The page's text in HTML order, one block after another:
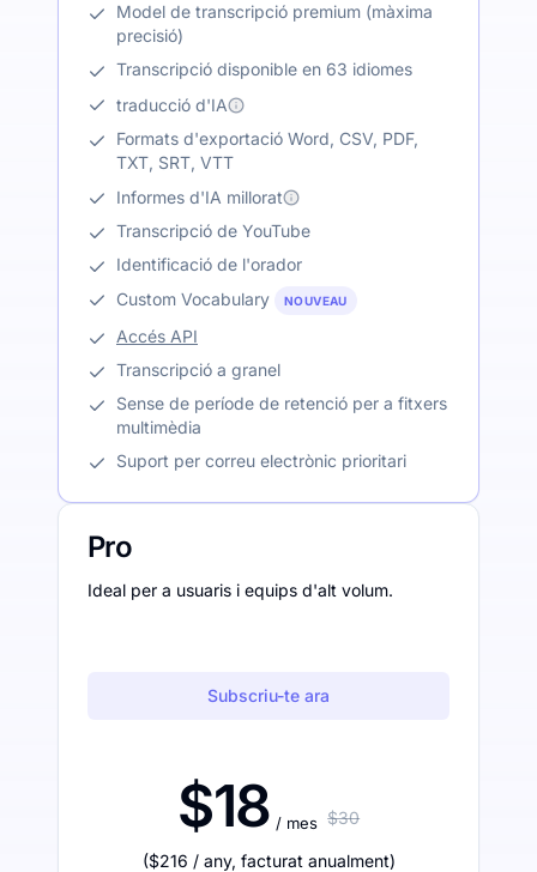
Model de transcripció premium (màxima
precisió)
Transcripció disponible en 63 idiomes
traducció d'IA
Formats d'exportació Word, CSV, PDF,
TXT, SRT, VTT
Informes d'IA millorat
Transcripció de YouTube
Identificació de l'orador
Custom Vocabulary
NOUVEAU
Accés API
Transcripció a granel
Sense de període de retenció per a fitxers
multimèdia
Suport per correu electrònic prioritari
Pro
Ideal per a usuaris i equips d'alt volum.
Subscriu-te ara
$18 / mes $30
($216 / any, facturat anualment)